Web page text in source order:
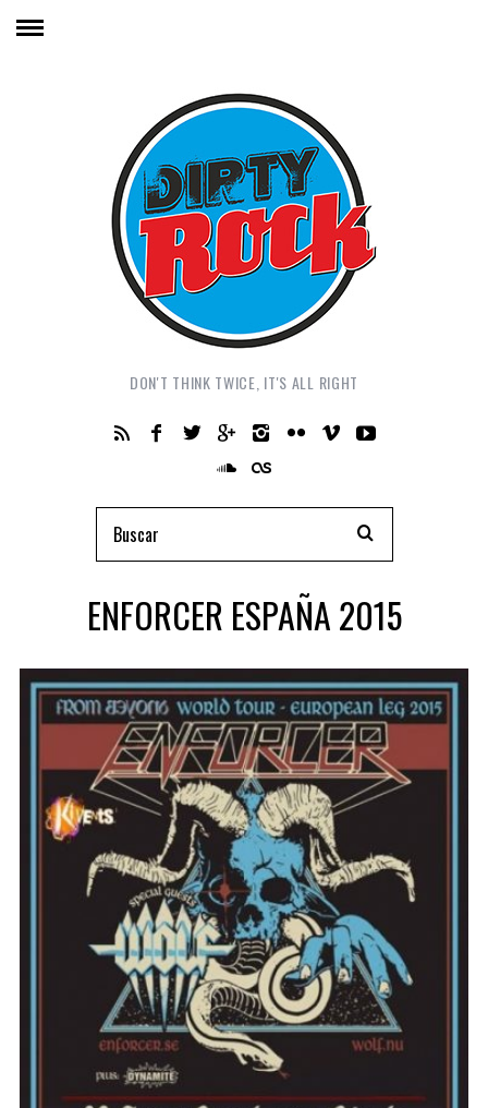
DON'T THINK TWICE, IT'S ALL RIGHT
ENFORCER ESPAÑA 2015